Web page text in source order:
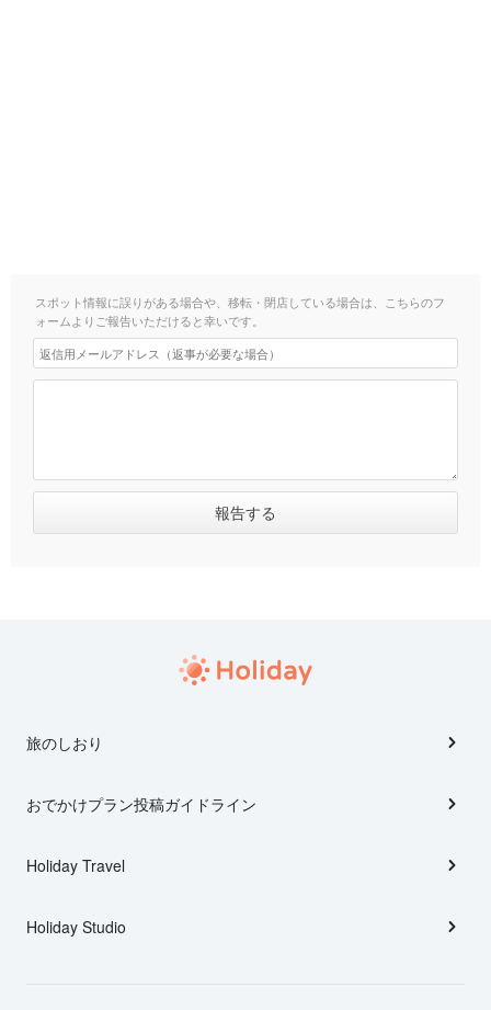
スポット情報に誤りがある場合や、移転・閉店している場合は、こちらのフ
ォームよりご報告いただけると幸いです。
旅のしおり
おでかけプラン投稿ガイドライン
Holiday Travel
Holiday Studio